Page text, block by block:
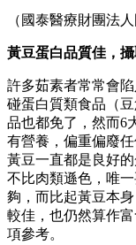
（國泰醫療財團法
黃豆蛋白品質佳，
許多茹素者常常會
碰蛋白質類食品（
品也都免了，然而6
有營養，偏重偏廢
黃豆一直都是良好
不比肉類遜色，唯
夠，而比起黃豆本
較佳，也仍然算作
項參考。